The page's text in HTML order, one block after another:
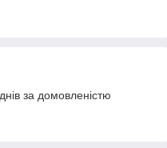
за домовленістю